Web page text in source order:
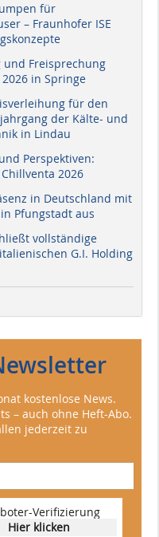
für
– Fraunhofer ISE
Freisprechung
in Springe
für den
der Kälte- und
in Lindau
Perspektiven:
2026
in Deutschland mit
Pfungstadt aus
vollständige
G.I. Holding
kostenlose News.
– auch ohne Heft-Abo.
jederzeit zu
Verifizierung
Hier klicken